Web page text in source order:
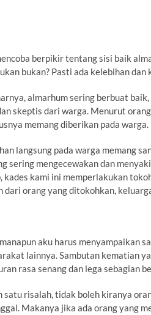
berpikir tentang sisi baik
bukan? Pasti ada kelebihan
almarhum sering berbuat
skeptis dari warga. Menurut
memang diberikan pada
langsung pada warga memang
sering mengecewakan dan
kades kami ini memperlakukan
dari orang yang ditokohkan,
aku harus menyampaikan
lainnya. Sambutan kematian
rasa senang dan lega sebagian
satu risalah, tidak boleh kiranya
Makanya jika ada orang yang